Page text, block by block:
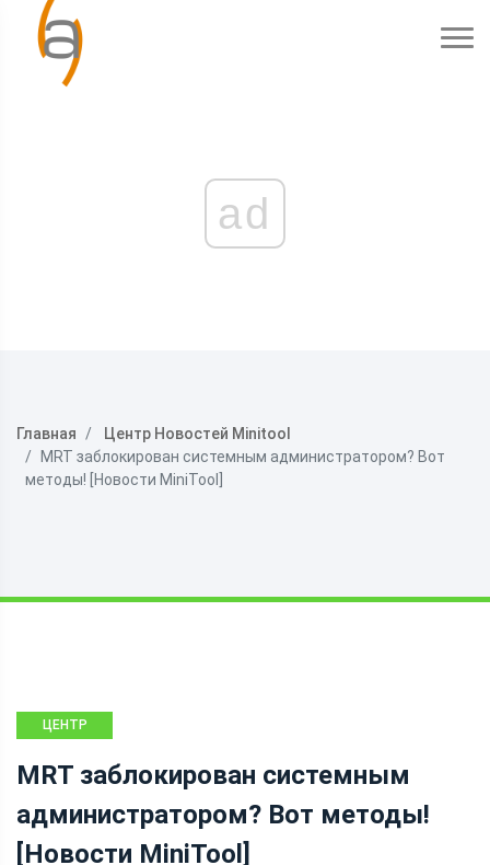
ad
Главная
Центр Новостей Minitool
MRT заблокирован системным администратором? Вот
методы! [Новости MiniTool]
ЦЕНТР
MINITOOL
MRT заблокирован системным
администратором? Вот методы!
[Новости MiniTool]